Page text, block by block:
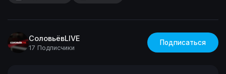
СоловьёвLIVE
17 Подписчики
Подписаться